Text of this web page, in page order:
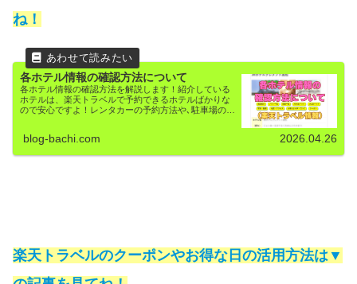
ね！
各ホテル情報の確認方法について
各ホテル情報の確認方法を解説します！紹介している
ホテルは、楽天トラベルで予約できるホテルばかりな
ので安心ですよ！レンタカーの予約方法や､駐車場の予
blog-bachi.com 2026.04.26
楽天トラベルのクーポンやお得な日の活用方法は▼